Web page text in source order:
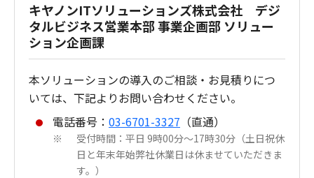
キヤノンITソリューションズ株式会社 デジ
タルビジネス営業本部 事業企画部 ソリュー
ション企画課
本ソリューションの導入のご相談・お見積りにつ
いては、下記よりお問い合わせください。
電話番号： 03-6701-3327 （直通）
※
受付時間：平日 9時00分～17時30分（土日祝休
日と年末年始弊社休業日は休ませていただきま
す。）